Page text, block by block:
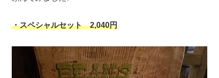
・スペシャルセット 2,040円